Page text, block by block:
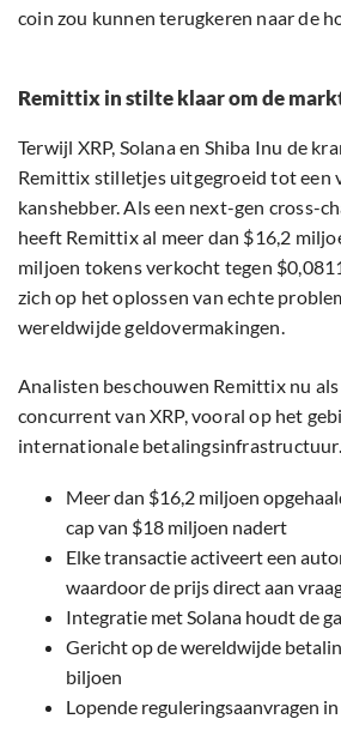
coin zou kunnen terugkeren naar de
Remittix in stilte klaar om de
Terwijl XRP, Solana en Shiba Inu de
Remittix stilletjes uitgegroeid tot een
kanshebber. Als een next-gen cross-
heeft Remittix al meer dan $16,2
miljoen tokens verkocht tegen
zich op het oplossen van echte
wereldwijde geldovermakingen.
Analisten beschouwen Remittix nu
concurrent van XRP, vooral op het
internationale
Meer dan $16,2 miljoen
cap van $18 miljoen nadert
Elke transactie activeert een
waardoor de prijs direct aan
Integratie met Solana houdt de
Gericht op de wereldwijde
biljoen
Lopende reguleringsaanvragen